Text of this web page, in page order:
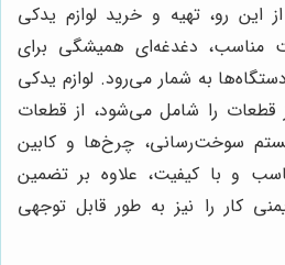
رو، تهیه و خرید لوازم یدکی
مناسب، دغدغه‌ای همیشگی برای
به شمار می‌رود. لوازم یدکی
قطعات را شامل می‌شود، از قطعات
سوخت‌رسانی، چرخ‌ها و کابین
و با کیفیت، علاوه بر تضمین
کار را نیز به طور قابل توجهی